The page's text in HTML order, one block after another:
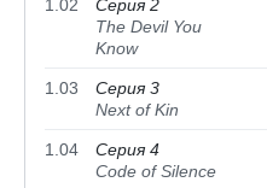
1.02
Серия 2
The Devil You
Know
1.03
Серия 3
Next of Kin
1.04
Серия 4
Code of Silence